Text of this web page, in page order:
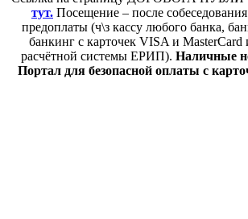
тут. Посещение – после
предоплаты (ч\з кассу любого банка,
банкинг с карточек VISA и
расчётной системы ЕРИП). Наличные
Портал для безопасной оплаты с